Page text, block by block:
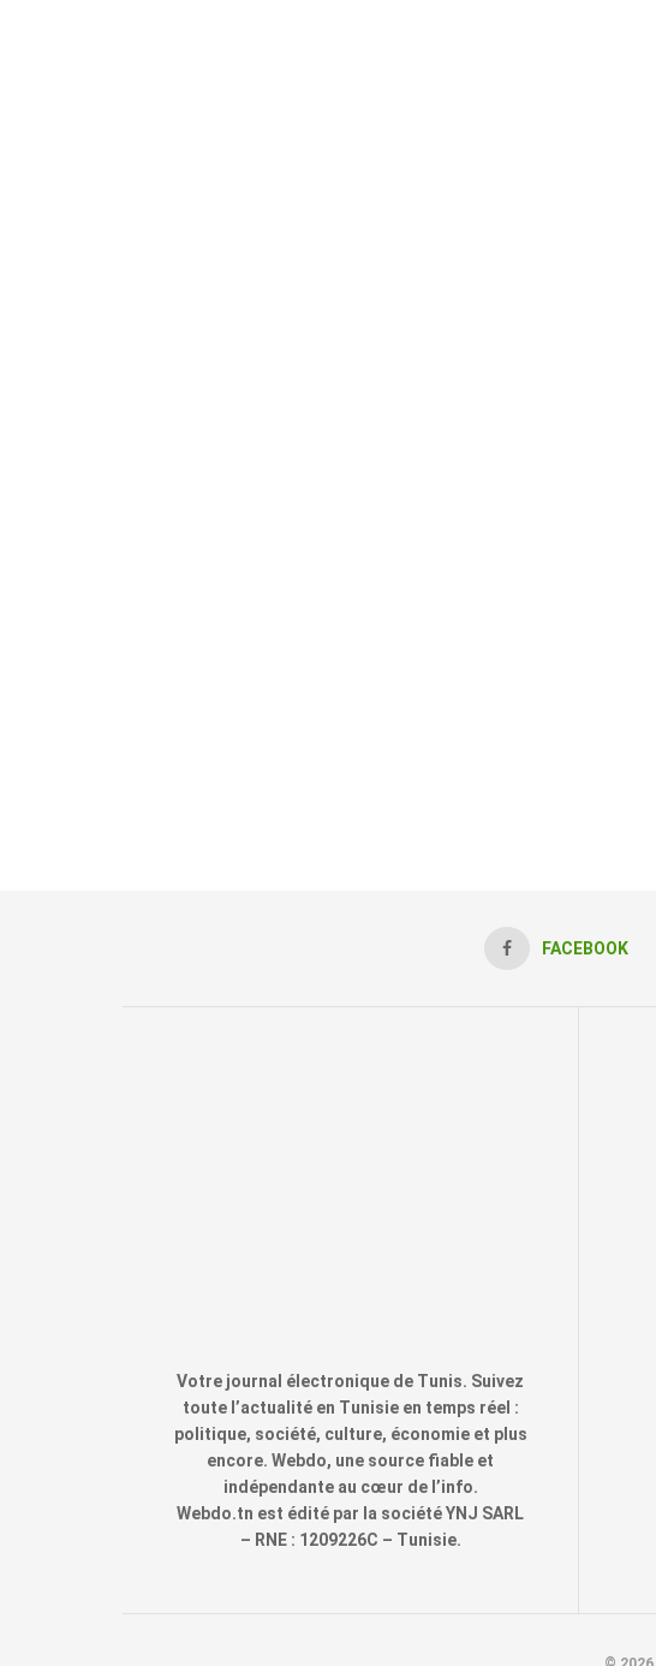
FACEBOOK
Votre journal électronique de Tunis. Suivez
toute l’actualité en Tunisie en temps réel :
politique, société, culture, économie et plus
encore. Webdo, une source fiable et
indépendante au cœur de l’info.
Webdo.tn est édité par la société YNJ SARL
– RNE : 1209226C – Tunisie.